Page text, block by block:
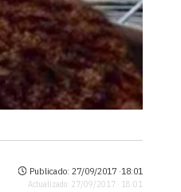
Publicado: 27/09/2017 ·18:01
Actualizado: 27/09/2017 · 18:01